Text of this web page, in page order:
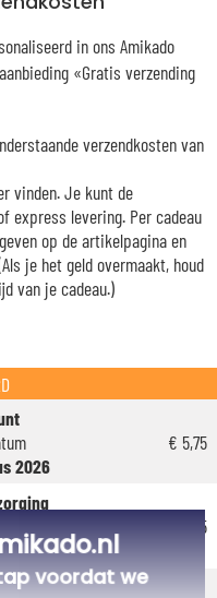
in ons Amikado
«Gratis verzending
verzendkosten van
vinden. Je kunt de
express levering. Per cadeau
op de artikelpagina en
je het geld overmaakt, houd
van je cadeau.)
2026
€ 5,75
2026
€ 6,95
voordat we